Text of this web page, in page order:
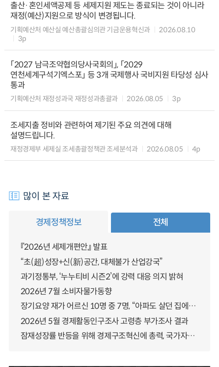
출산·혼인세액공제 등 세제지원 제도는 종료되는 것이 아니라
재정(예산)지원으로 방식이 변경됩니다.
기획예산처 예산실 예산총괄심의관 기금운용혁신과
2026.08.10
3p
「2027 남극조약협의당사국회의」, 「2029
연천세계구석기엑스포」 등 3개 국제행사 국비지원 타당성 심사
통과
기획예산처 재정성과국 재정성과총괄과 2026.08.05 3p
조세지출 정비와 관련하여 제기된 주요 의견에 대해
설명드립니다.
재정경제부 세제실 조세총괄정책관 조세분석과 2026.08.05 4p
많이 본 자료
경제정책정보 전체
『2026년 세제개편안』 발표
“초(超)성장+신(新)공간, 대체불가 산업강국”
과기정통부, ‘누누티비 시즌2’에 강력 대응 의지 밝혀
2026년 7월 소비자물가동향
장기요양 재가 어르신 10명 중 7명, “아파도 살던 집에서 살겠다” 「2025년 장기요양실태조사」 결과 발표
2026년 5월 경제활동인구조사 고령층 부가조사 결과
잠재성장률 반등을 위해 경제구조혁신에 총력, 국가자산 관리체계 대전환